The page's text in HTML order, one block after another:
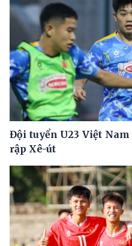
Đội tuyển U23 Việt
rập Xê-út